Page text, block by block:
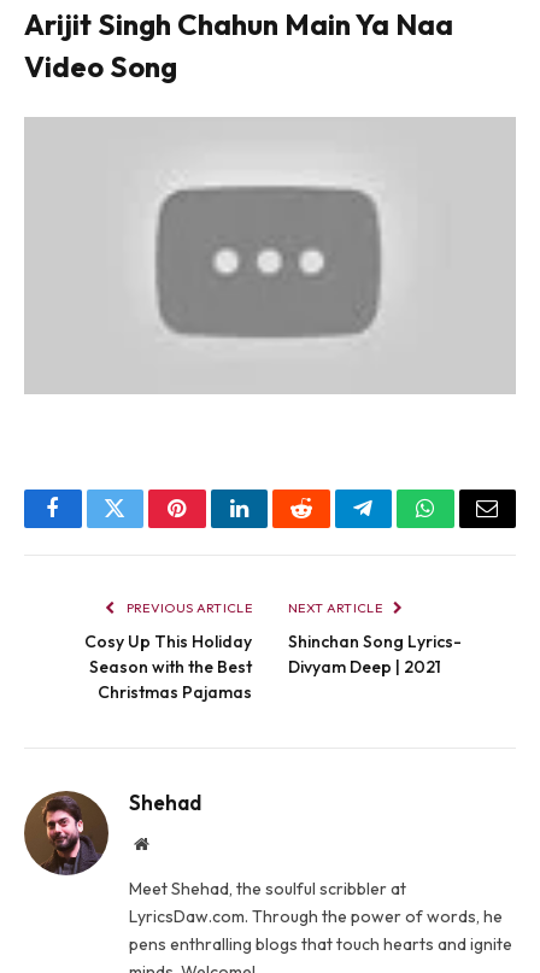
Arijit Singh Chahun Main Ya Naa
Video Song
FacebookTwitterPinterestLinkedInRedditTelegramWhatsApp
Email
PREVIOUS ARTICLE
Cosy Up This Holiday
Season with the Best
Christmas Pajamas
NEXT ARTICLE
Shinchan Song Lyrics-
Divyam Deep | 2021
Shehad
Website
Meet Shehad, the soulful scribbler at
LyricsDaw.com. Through the power of words, he
pens enthralling blogs that touch hearts and ignite